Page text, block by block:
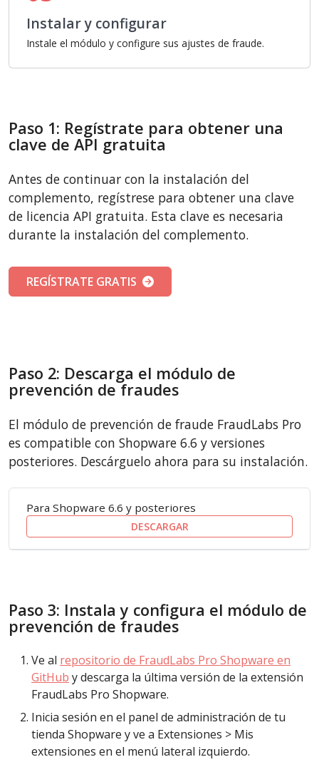
Instalar y configurar
Instale el módulo y configure sus ajustes de fraude.
Paso 1: Regístrate para obtener una
clave de API gratuita
Antes de continuar con la instalación del
complemento, regístrese para obtener una clave
de licencia API gratuita. Esta clave es necesaria
durante la instalación del complemento.
REGÍSTRATE GRATIS
Paso 2: Descarga el módulo de
prevención de fraudes
El módulo de prevención de fraude FraudLabs Pro
es compatible con Shopware 6.6 y versiones
posteriores. Descárguelo ahora para su instalación.
Para Shopware 6.6 y posteriores
DESCARGAR
Paso 3: Instala y configura el módulo de
prevención de fraudes
Ve al repositorio de FraudLabs Pro Shopware en
GitHub y descarga la última versión de la extensión
FraudLabs Pro Shopware.
Inicia sesión en el panel de administración de tu
tienda Shopware y ve a Extensiones > Mis
extensiones en el menú lateral izquierdo.